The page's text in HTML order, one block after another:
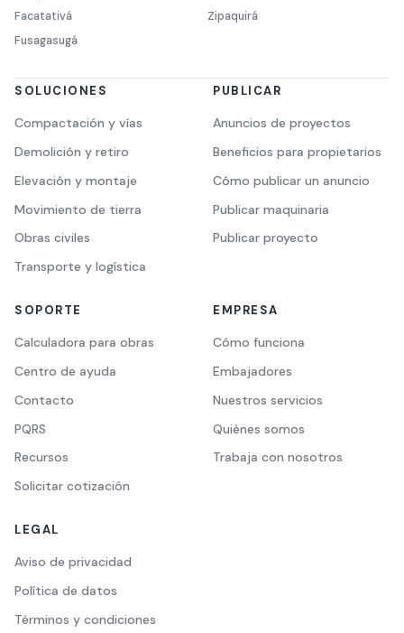
Facatativá
Fusagasugá
Zipaquirá
SOLUCIONES
Compactación y vías
Demolición y retiro
Elevación y montaje
Movimiento de tierra
Obras civiles
Transporte y logística
PUBLICAR
Anuncios de proyectos
Beneficios para propietarios
Cómo publicar un anuncio
Publicar maquinaria
Publicar proyecto
SOPORTE
Calculadora para obras
Centro de ayuda
Contacto
PQRS
Recursos
Solicitar cotización
EMPRESA
Cómo funciona
Embajadores
Nuestros servicios
Quiénes somos
Trabaja con nosotros
LEGAL
Aviso de privacidad
Política de datos
Términos y condiciones